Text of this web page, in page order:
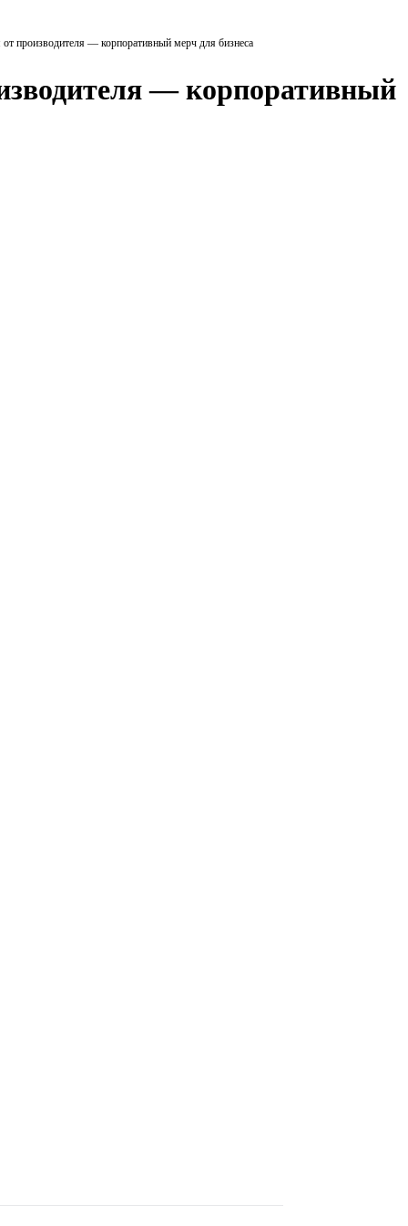
производителя — корпоративный мерч для бизнеса
— корпоративный